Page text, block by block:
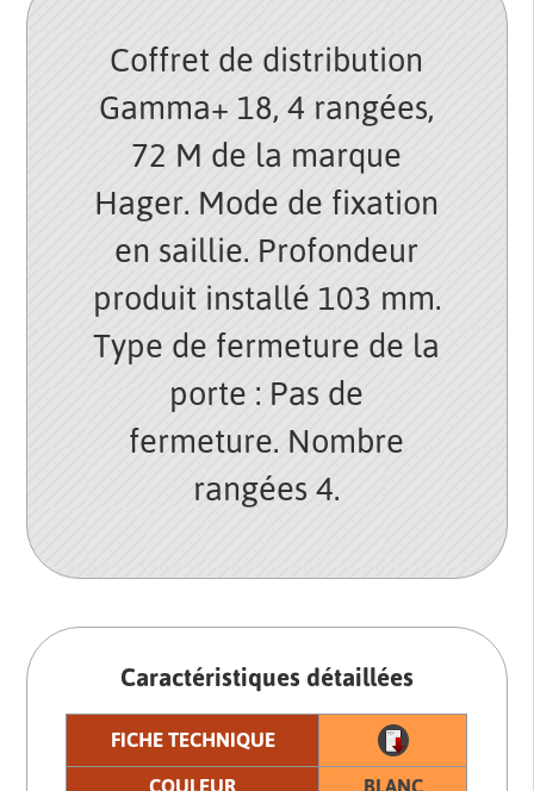
Coffret de distribution
Gamma+ 18, 4 rangées,
72 M de la marque
Hager. Mode de fixation
en saillie. Profondeur
produit installé 103 mm.
Type de fermeture de la
porte : Pas de
fermeture. Nombre
rangées 4.
Caractéristiques détaillées
FICHE TECHNIQUE